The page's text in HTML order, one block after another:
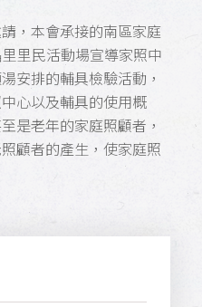
，本會承接的南區家庭
里民活動場宣導家照中
安排的輔具檢驗活動，
心以及輔具的使用概
是老年的家庭照顧者，
顧者的產生，使家庭照